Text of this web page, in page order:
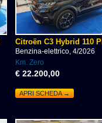
Citroën C3 Hybrid 110
Benzina-elettrico, 4/2026
Km. Zero
€ 22.200,00
APRI SCHEDA →